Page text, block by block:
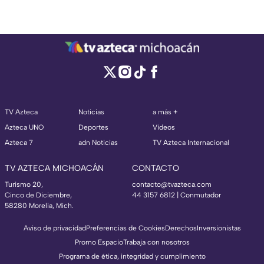
TV Azteca
Azteca UNO
Azteca 7
Noticias
Deportes
adn Noticias
a más +
Videos
TV Azteca Internacional
TV AZTECA MICHOACÁN
Turismo 20,
Cinco de Diciembre,
58280 Morelia, Mich.
CONTACTO
contacto@tvazteca.com
44 3157 6812 | Conmutador
Aviso de privacidadPreferencias de CookiesDerechosInversionistas
Promo EspacioTrabaja con nosotros
Programa de ética, integridad y cumplimiento